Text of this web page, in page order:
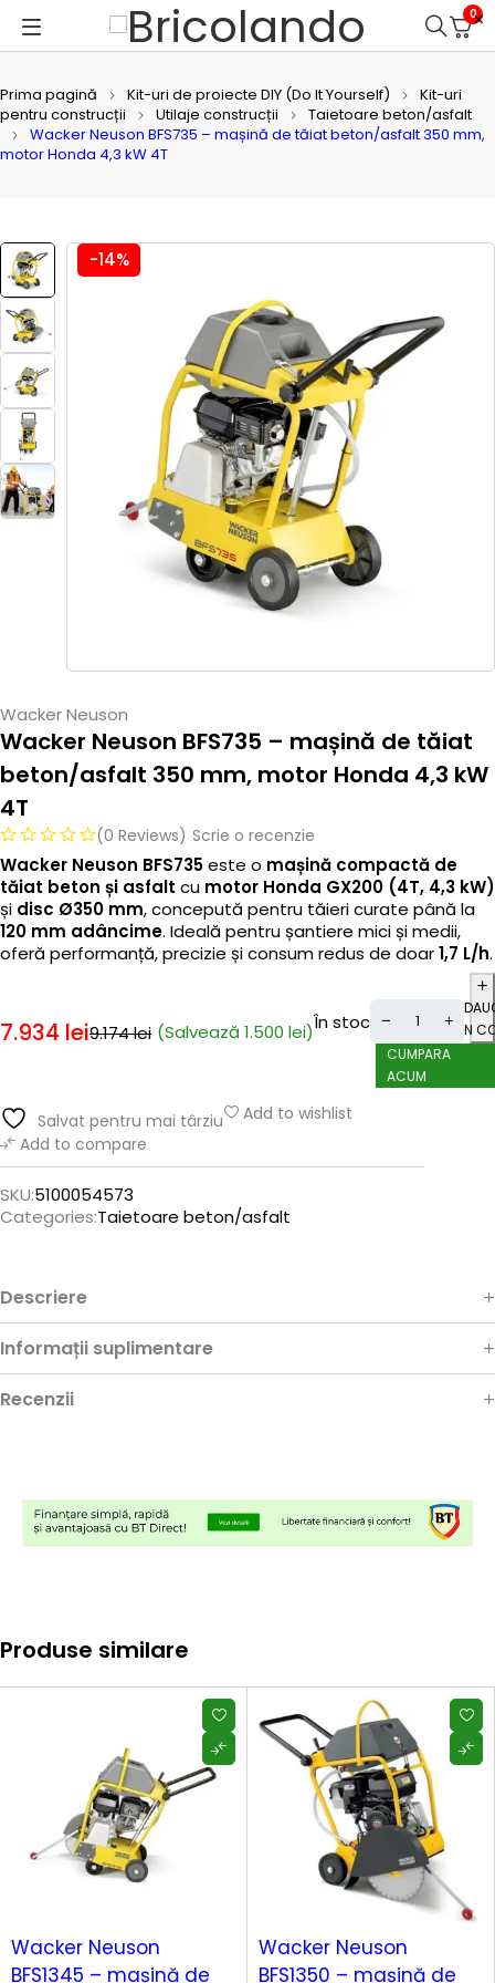
0
Prima pagină Kit-uri de proiecte DIY (Do It Yourself)
Kit-uri
pentru construcții
Utilaje construcții
Taietoare beton/asfalt
Wacker Neuson BFS735 – mașină de tăiat beton/asfalt 350 mm,
motor Honda 4,3 kW 4T
-14%
Wacker Neuson
Wacker Neuson BFS735 – mașină de tăiat
beton/asfalt 350 mm, motor Honda 4,3 kW
4T
(0 Reviews) Scrie o recenzie
Wacker Neuson BFS735este o mașină compactă de
tăiat beton și asfalt cu motor Honda GX200 (4T, 4,3 kW)
și disc Ø350 mm, concepută pentru tăieri curate până la
120 mm adâncime. Ideală pentru șantiere mici și medii,
oferă performanță, precizie și consum redus de doar1,7 L/h.
9.174lei
7.934 lei (Salvează 1.500 lei)În stoc
ÎN
CUMPARA
ACUM
Salvat pentru mai târziu
Add to wishlist
Add to compare
SKU:5100054573
Categories:Taietoare beton/asfalt
Descriere
Informații suplimentare
Recenzii
Produse similare
Wacker Neuson
BFS1345 – mașină de
Wacker Neuson
BFS1350 – mașină de